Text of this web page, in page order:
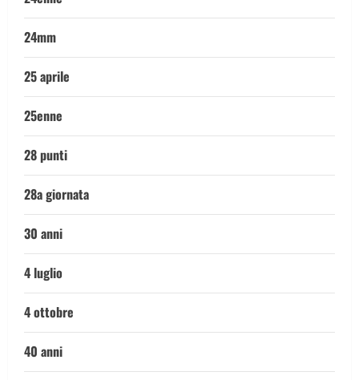
24mm
25 aprile
25enne
28 punti
28a giornata
30 anni
4 luglio
4 ottobre
40 anni